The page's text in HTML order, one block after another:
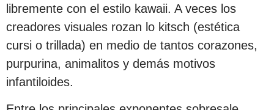
libremente con el estilo kawaii. A veces los
creadores visuales rozan lo kitsch (estética
cursi o trillada) en medio de tantos corazones,
purpurina, animalitos y demás motivos
infantiloides.